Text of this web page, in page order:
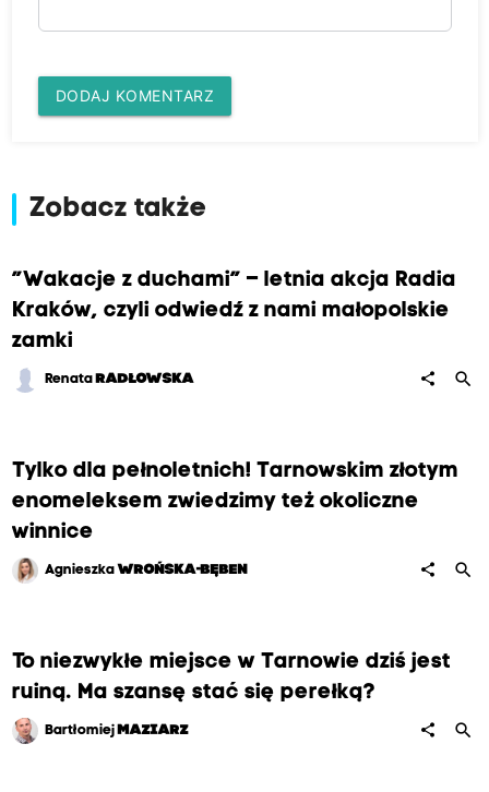
DODAJ KOMENTARZ
Zobacz także
”Wakacje z duchami” – letnia akcja Radia
Kraków, czyli odwiedź z nami małopolskie
zamki
Renata RADŁOWSKA share search
Tylko dla pełnoletnich! Tarnowskim złotym
enomeleksem zwiedzimy też okoliczne
winnice
Agnieszka WROŃSKA-BĘBEN share search
To niezwykłe miejsce w Tarnowie dziś jest
ruiną. Ma szansę stać się perełką?
Bartłomiej MAZIARZ share search